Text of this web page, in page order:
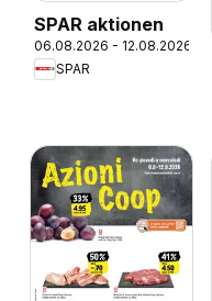
SPAR aktionen
06.08.2026 - 12.08.2026
SPAR